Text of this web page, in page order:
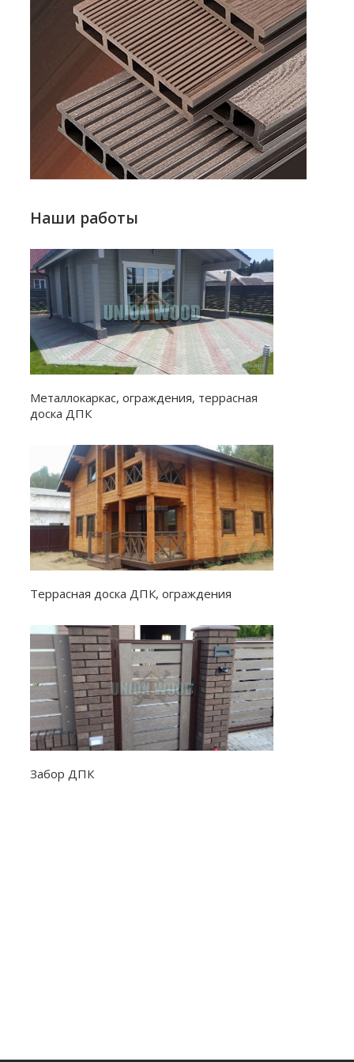
Наши работы
Металлокаркас, ограждения, террасная
доска ДПК
Террасная доска ДПК, ограждения
Забор ДПК